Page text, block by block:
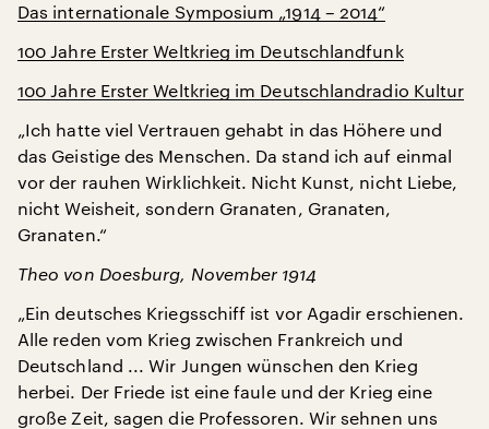
Das internationale Symposium „1914 – 2014“
100 Jahre Erster Weltkrieg im Deutschlandfunk
100 Jahre Erster Weltkrieg im Deutschlandradio Kultur
„Ich hatte viel Vertrauen gehabt in das Höhere und
das Geistige des Menschen. Da stand ich auf einmal
vor der rauhen Wirklichkeit. Nicht Kunst, nicht Liebe,
nicht Weisheit, sondern Granaten, Granaten,
Granaten.“
Theo von Doesburg, November 1914
„Ein deutsches Kriegsschiff ist vor Agadir erschienen.
Alle reden vom Krieg zwischen Frankreich und
Deutschland ... Wir Jungen wünschen den Krieg
herbei. Der Friede ist eine faule und der Krieg eine
große Zeit, sagen die Professoren. Wir sehnen uns